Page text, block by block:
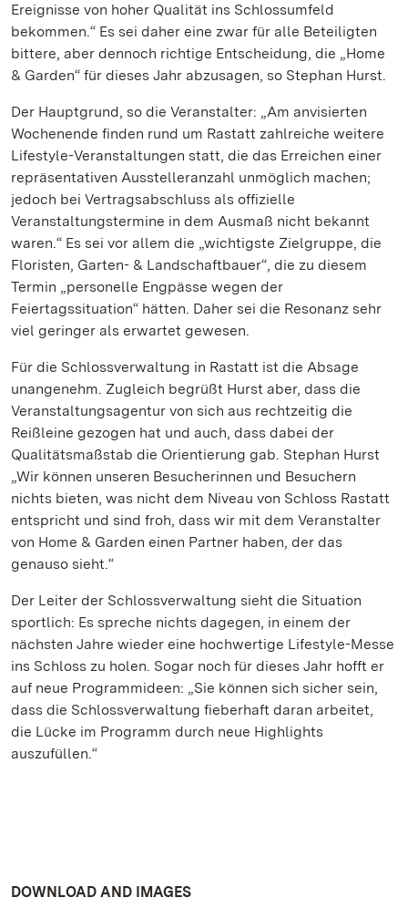
Ereignisse von hoher Qualität ins Schlossumfeld
bekommen.“ Es sei daher eine zwar für alle Beteiligten
bittere, aber dennoch richtige Entscheidung, die „Home
& Garden“ für dieses Jahr abzusagen, so Stephan Hurst.
Der Hauptgrund, so die Veranstalter: „Am anvisierten
Wochenende finden rund um Rastatt zahlreiche weitere
Lifestyle-Veranstaltungen statt, die das Erreichen einer
repräsentativen Ausstelleranzahl unmöglich machen;
jedoch bei Vertragsabschluss als offizielle
Veranstaltungstermine in dem Ausmaß nicht bekannt
waren.“ Es sei vor allem die „wichtigste Zielgruppe, die
Floristen, Garten- & Landschaftbauer“, die zu diesem
Termin „personelle Engpässe wegen der
Feiertagssituation“ hätten. Daher sei die Resonanz sehr
viel geringer als erwartet gewesen.
Für die Schlossverwaltung in Rastatt ist die Absage
unangenehm. Zugleich begrüßt Hurst aber, dass die
Veranstaltungsagentur von sich aus rechtzeitig die
Reißleine gezogen hat und auch, dass dabei der
Qualitätsmaßstab die Orientierung gab. Stephan Hurst
„Wir können unseren Besucherinnen und Besuchern
nichts bieten, was nicht dem Niveau von Schloss Rastatt
entspricht und sind froh, dass wir mit dem Veranstalter
von Home & Garden einen Partner haben, der das
genauso sieht.“
Der Leiter der Schlossverwaltung sieht die Situation
sportlich: Es spreche nichts dagegen, in einem der
nächsten Jahre wieder eine hochwertige Lifestyle-Messe
ins Schloss zu holen. Sogar noch für dieses Jahr hofft er
auf neue Programmideen: „Sie können sich sicher sein,
dass die Schlossverwaltung fieberhaft daran arbeitet,
die Lücke im Programm durch neue Highlights
auszufüllen.“
DOWNLOAD AND IMAGES